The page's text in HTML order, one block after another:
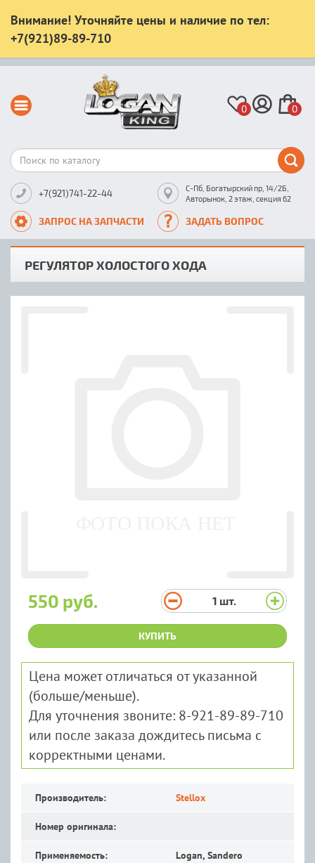
Внимание! Уточняйте цены и наличие по тел:
+7(921)89-89-710
0 0
+7(921)741-22-44
С-Пб, Богатырский пр, 14/2Б,
Авторынок, 2 этаж, секция 62
ЗАПРОС НА ЗАПЧАСТИ ЗАДАТЬ ВОПРОС
РЕГУЛЯТОР ХОЛОСТОГО ХОДА
550 руб. 1 шт.
КУПИТЬ
Цена может отличаться от указанной
(больше/меньше).
Для уточнения звоните: 8-921-89-89-710
или после заказа дождитесь письма с
корректными ценами.
Производитель: Stellox
Номер оригинала:
Применяемость: Logan, Sandero